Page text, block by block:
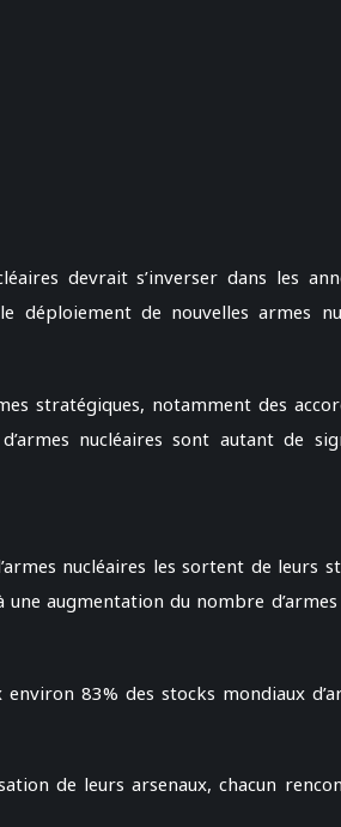
devrait s’inverser dans les
de nouvelles armes
stratégiques, notamment des
nucléaires sont autant de
nucléaires les sortent de leurs
augmentation du nombre
83% des stocks mondiaux
de leurs arsenaux, chacun